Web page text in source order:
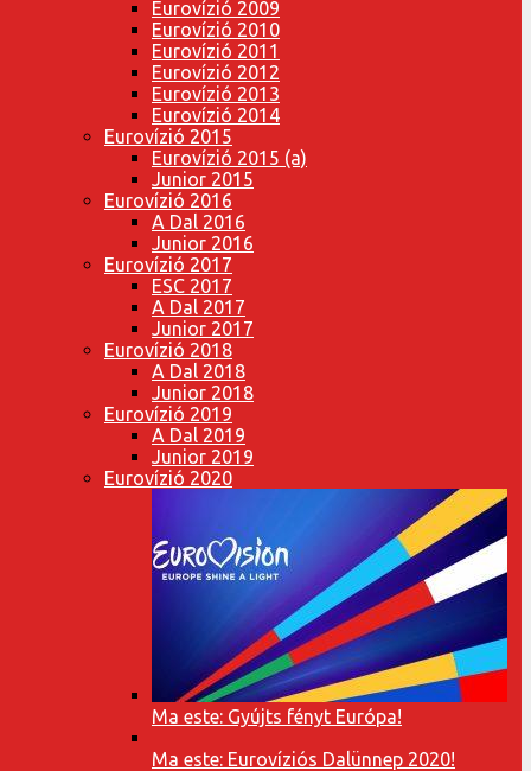
Eurovízió 2009
Eurovízió 2010
Eurovízió 2011
Eurovízió 2012
Eurovízió 2013
Eurovízió 2014
Eurovízió 2015
Eurovízió 2015 (a)
Junior 2015
Eurovízió 2016
A Dal 2016
Junior 2016
Eurovízió 2017
ESC 2017
A Dal 2017
Junior 2017
Eurovízió 2018
A Dal 2018
Junior 2018
Eurovízió 2019
A Dal 2019
Junior 2019
Eurovízió 2020
Ma este: Gyújts fényt Európa!
Ma este: Eurovíziós Dalünnep 2020!